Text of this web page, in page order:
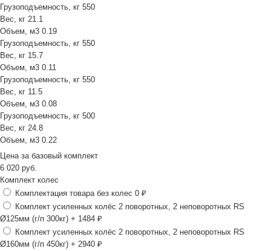
Грузоподъемность, кг 550
Вес, кг 21.1
Объем, м3 0.19
Грузоподъемность, кг 550
Вес, кг 15.7
Объем, м3 0.11
Грузоподъемность, кг 550
Вес, кг 11.5
Объем, м3 0.08
Грузоподъемность, кг 500
Вес, кг 24.8
Объем, м3 0.22
Цена за базовый комплект
6 020 руб.
Комплект колес
Комплектация товара без колес 0 ₽
Комплект усиленных колёс 2 поворотных, 2 неповоротных RS
Ø125мм (г/п 300кг) + 1484 ₽
Комплект усиленных колёс 2 поворотных, 2 неповоротных RS
Ø160мм (г/п 450кг) + 2940 ₽